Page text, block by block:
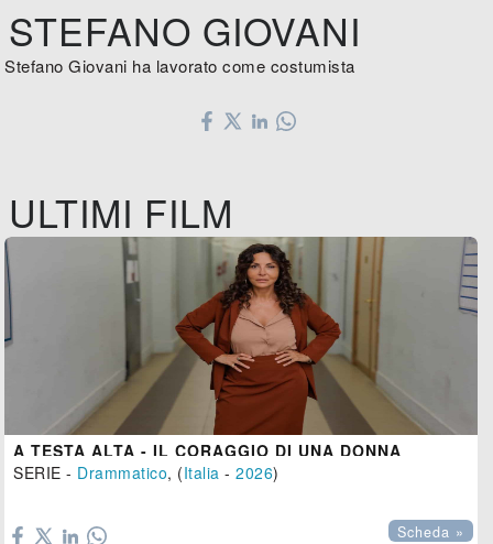
STEFANO GIOVANI
Stefano Giovani ha lavorato come costumista
ULTIMI FILM
A TESTA ALTA - IL CORAGGIO DI UNA DONNA
SERIE - Drammatico, (Italia -2026)
Scheda »